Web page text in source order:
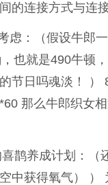
的连接方式与连
虑：（假设牛郎
也就是490牛
节日吗魂淡！
那么牛郎织女
鹊养成计划：
中获得氧气） ）